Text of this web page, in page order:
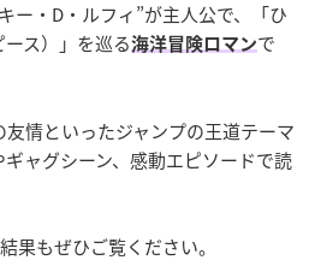
ー・D・ルフィ”が主人公で、「ひ
ス）」を巡る海洋冒険ロマンで
情といったジャンプの王道テーマ
ャグシーン、感動エピソードで読
果もぜひご覧ください。